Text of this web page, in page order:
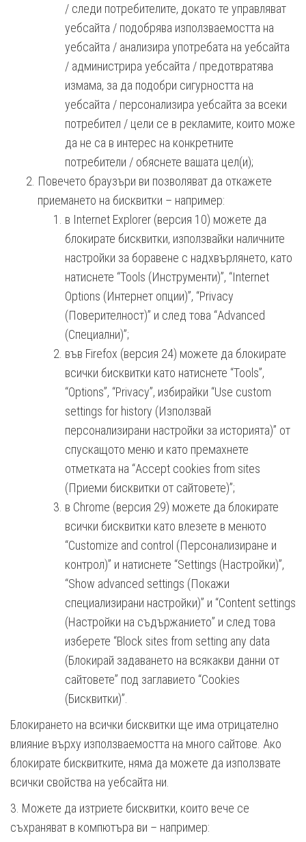
/ следи потребителите, докато те управляват
уебсайта / подобрява използваемостта на
уебсайта / анализира употребата на уебсайта
/ администрира уебсайта / предотвратява
измама, за да подобри сигурността на
уебсайта / персонализира уебсайта за всеки
потребител / цели се в рекламите, които може
да не са в интерес на конкретните
потребители / обяснете вашата цел(и);
Повечето браузъри ви позволяват да откажете
приемането на бисквитки – например:
в Internet Explorer (версия 10) можете да
блокирате бисквитки, използвайки наличните
настройки за боравене с надхвърлянето, като
натиснете “Tools (Инструменти)”, “Internet
Options (Интернет опции)”, “Privacy
(Поверителност)” и след това “Advanced
(Специални)”;
във Firefox (версия 24) можете да блокирате
всички бисквитки като натиснете “Tools”,
“Options”, “Privacy”, избирайки “Use custom
settings for history (Използвай
персонализирани настройки за историята)” от
спускащото меню и като премахнете
отметката на “Accept cookies from sites
(Приеми бисквитки от сайтовете)”;
в Chrome (версия 29) можете да блокирате
всички бисквитки като влезете в менюто
“Customize and control (Персонализиране и
контрол)” и натиснете “Settings (Настройки)”,
“Show advanced settings (Покажи
специализирани настройки)” и “Content settings
(Настройки на съдържанието” и след това
изберете “Block sites from setting any data
(Блокирай задаването на всякакви данни от
сайтовете” под заглавието “Cookies
(Бисквитки)”.
Блокирането на всички бисквитки ще има отрицателно
влияние върху използваемостта на много сайтове. Ако
блокирате бисквитките, няма да можете да използвате
всички свойства на уебсайта ни.
3. Можете да изтриете бисквитки, които вече се
съхраняват в компютъра ви – например: